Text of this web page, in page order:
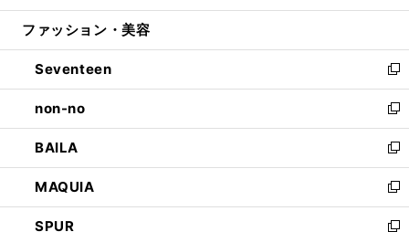
開
ウ
開
く
ン
ウ
で
開
く
ウ
ン
ド
ウ
で
開
く
ファッション・美容
Seventeen
新
し
い
ウ
ィ
ン
ド
ウ
で
non-no
新
し
い
ウ
ィ
ン
ド
BAILA
新
し
い
ウ
ィ
MAQUIA
新
し
SPUR